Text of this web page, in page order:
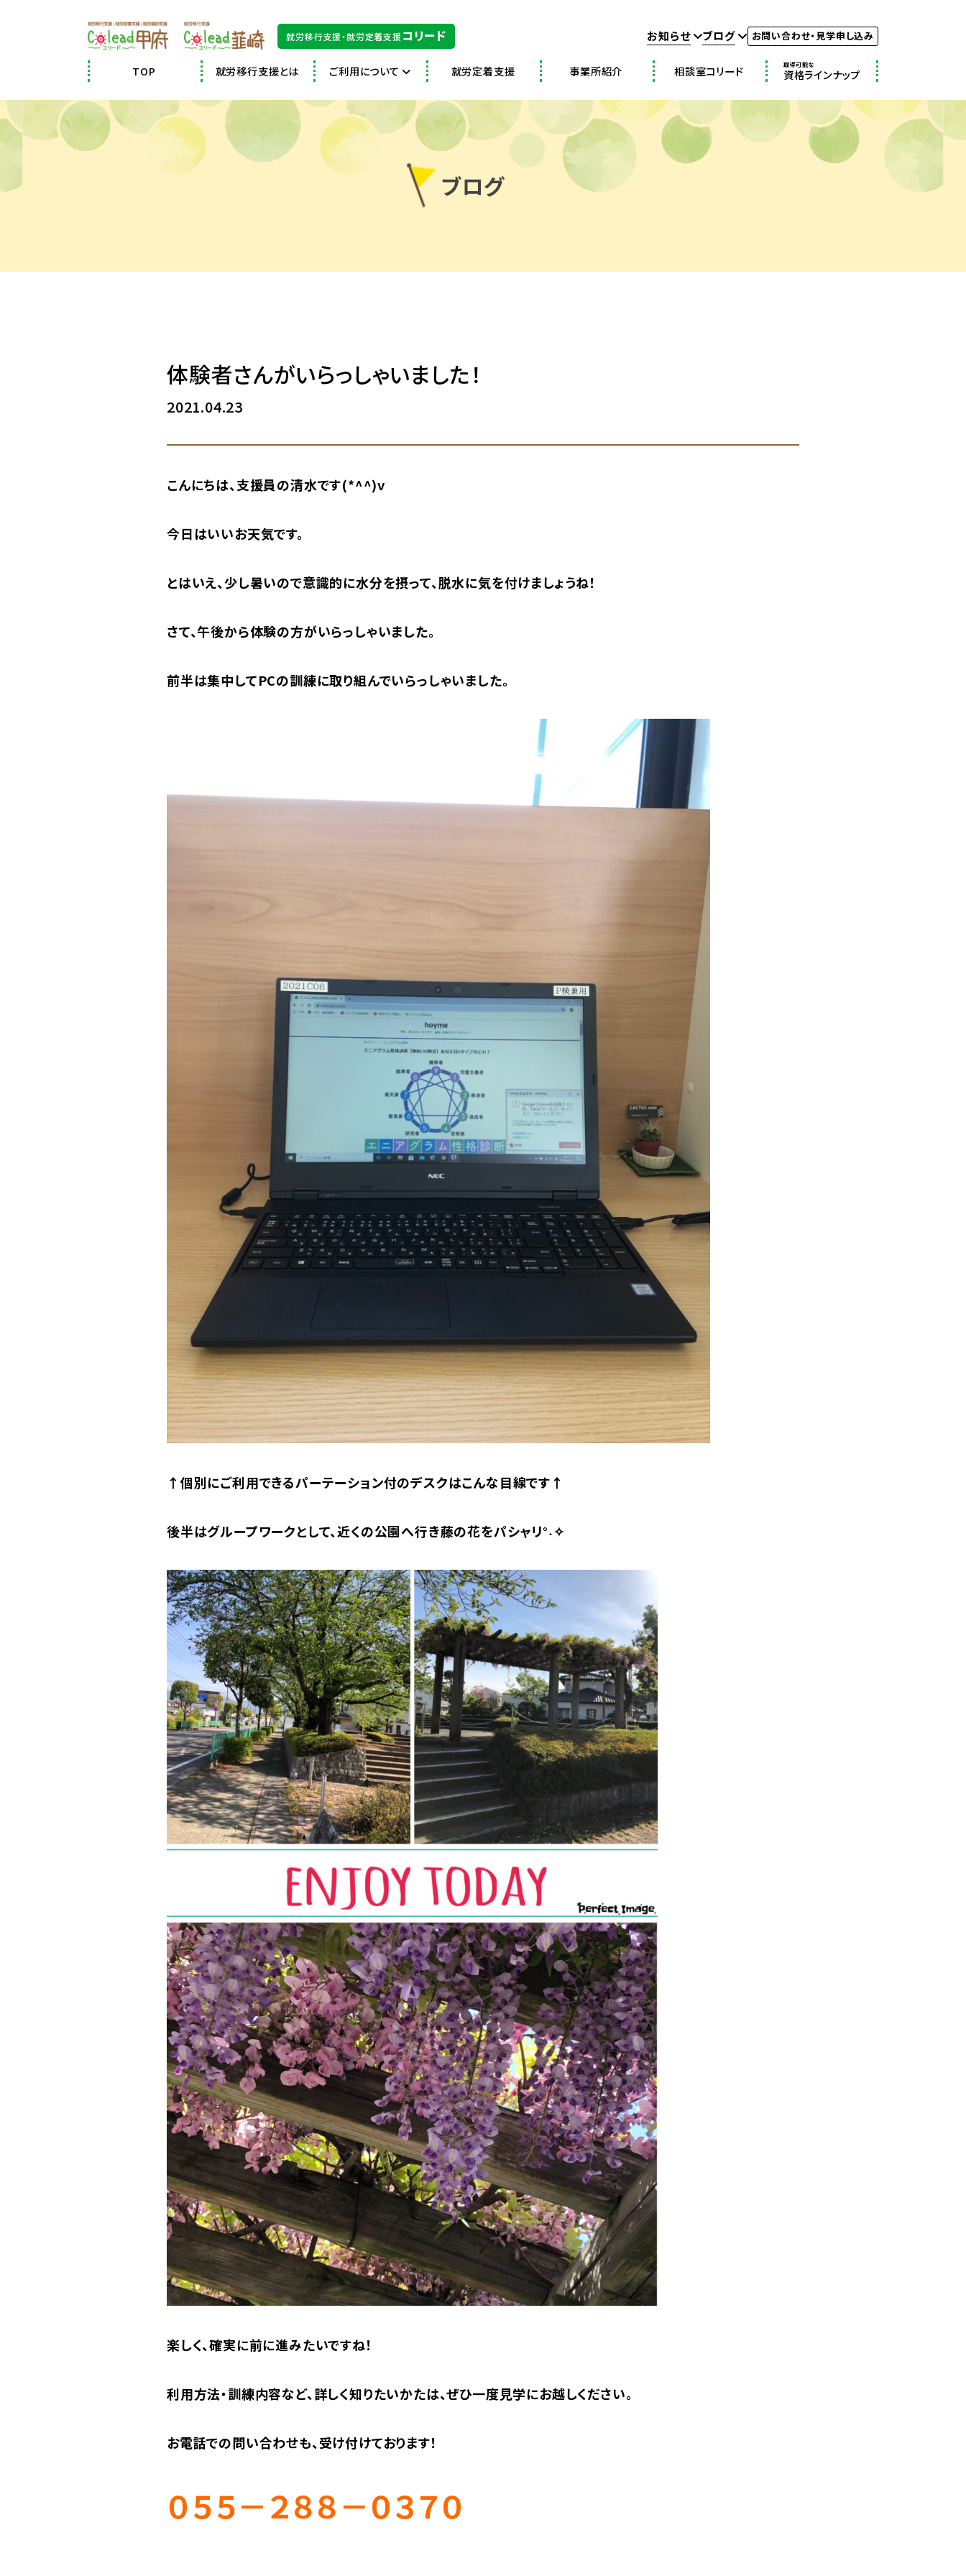
就労移行支援・就労定着支援コリード お知らせ ブログ お問い合わせ・見学申し込み
TOP 就労移行支援とは ご利用について 就労定着支援 事業所紹介 相談室コリード 取得可能な
資格ラインナップ
体験者さんがいらっしゃいました！
2021.04.23
こんにちは、支援員の清水です(*^^)v
今日はいいお天気です。
とはいえ、少し暑いので意識的に水分を摂って、脱水に気を付けましょうね！
さて、午後から体験の方がいらっしゃいました。
前半は集中してPCの訓練に取り組んでいらっしゃいました。
↑個別にご利用できるパーテーション付のデスクはこんな目線です↑
後半はグループワークとして、近くの公園へ行き藤の花をパシャリ°˖✧
楽しく、確実に前に進みたいですね！
利用方法・訓練内容など、詳しく知りたいかたは、ぜひ一度見学にお越しください。
お電話での問い合わせも、受け付けております！
０５５－２８８－０３７０